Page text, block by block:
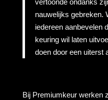
vertoonde ondanks
nauwelijks gebreken.
iedereen aanbevelen
keuring wil laten
doen door een uiterst
Bij Premiumkeur werken